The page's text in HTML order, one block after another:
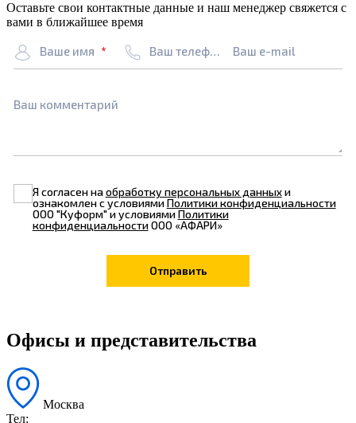
Оставьте свои контактные данные и наш менеджер свяжется с
вами в ближайшее время
Ваше имя Ваш телефон Ваш e-mail
Ваш комментарий
Я согласен наобработку персональных данныхи
ознакомлен с условиямиПолитики конфиденциальности
ООО "Куформ" и условиямиПолитики
конфиденциальностиООО «АФАРИ»
Офисы и представительства
Москва
Тел: